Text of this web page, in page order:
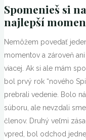
Spomenieš si
najlepší
Nemôžem povedať
momentov a zároveň
viacej. Ak si ale mám
bol prvý rok “nového
prebrali vedenie. Bolo
súboru, ale nevzdali
členov. Druhý veľmi
vpred, bol odchod